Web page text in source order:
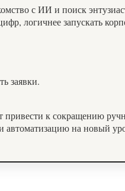
с ИИ и поиск
логичнее запускать
заявки.
к сокращению
автоматизацию на новый